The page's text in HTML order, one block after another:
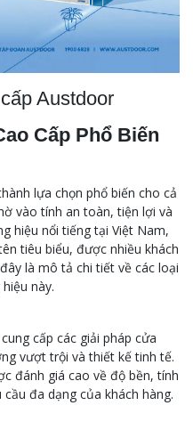
Austdoor
Cấp Phổ Biến
lựa chọn phổ biến cho cả
vào tính an toàn, tiện lợi và
hiệu nổi tiếng tại Việt Nam,
tiêu biểu, được nhiều khách
là mô tả chi tiết về các loại
này.
cấp các giải pháp cửa
vượt trội và thiết kế tinh tế.
đánh giá cao về độ bền, tính
đa dạng của khách hàng.